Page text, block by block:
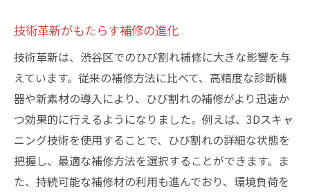
技術革新がもたらす補修の進化
技術革新は、渋谷区でのひび割れ補修に大きな影響を与
えています。従来の補修方法に比べて、高精度な診断機
器や新素材の導入により、ひび割れの補修がより迅速か
つ効果的に行えるようになりました。例えば、3Dスキャ
ニング技術を使用することで、ひび割れの詳細な状態を
把握し、最適な補修方法を選択することができます。ま
た、持続可能な補修材の利用も進んでおり、環境負荷を